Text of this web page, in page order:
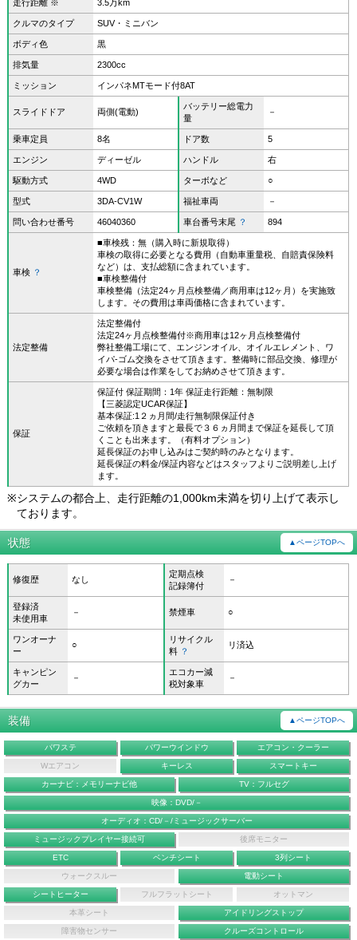
走行距離 ※ 3.5万km
クルマのタイプ SUV・ミニバン
ボディ色 黒
排気量 2300cc
ミッション インパネMTモード付8AT
スライドドア 両側(電動)
バッテリー総電力
量
－
乗車定員 8名 ドア数 5
エンジン ディーゼル ハンドル 右
駆動方式 4WD ターボなど ○
型式 3DA-CV1W 福祉車両 －
問い合わせ番号 46040360 車台番号末尾 ？ 894
車検 ？
■車検残：無（購入時に新規取得）
車検の取得に必要となる費用（自動車重量税、自賠責保険料
など）は、支払総額に含まれています。
■車検整備付
車検整備（法定24ヶ月点検整備／商用車は12ヶ月）を実施致
します。その費用は車両価格に含まれています。
法定整備
法定整備付
法定24ヶ月点検整備付※商用車は12ヶ月点検整備付
弊社整備工場にて、エンジンオイル、オイルエレメント、ワ
イパ-ゴム交換をさせて頂きます。整備時に部品交換、修理が
必要な場合は作業をしてお納めさせて頂きます。
保証
保証付 保証期間：1年 保証走行距離：無制限
【三菱認定UCAR保証】
基本保証:1２ヵ月間/走行無制限保証付き
ご依頼を頂きますと最長で３６ヵ月間まで保証を延長して頂
くことも出来ます。（有料オプション）
延長保証のお申し込みはご契約時のみとなります。
延長保証の料金/保証内容などはスタッフよりご説明差し上げ
ます。
※システムの都合上、走行距離の1,000km未満を切り上げて表示し
ております。
状態 ▲ページTOPへ
修復歴 なし
定期点検
記録簿付
－
登録済
未使用車
－ 禁煙車 ○
ワンオーナ
ー
○
リサイクル
料 ？
リ済込
キャンピン
グカー
－
エコカー減
税対象車
－
装備 ▲ページTOPへ
パワステ パワーウインドウ エアコン・クーラー
Wエアコン キーレス スマートキー
カーナビ：メモリーナビ他 TV：フルセグ
映像：DVD/－
オーディオ：CD/－/ミュージックサーバー
ミュージックプレイヤー接続可 後席モニター
ETC ベンチシート 3列シート
ウォークスルー 電動シート
シートヒーター フルフラットシート オットマン
本革シート アイドリングストップ
障害物センサー クルーズコントロール